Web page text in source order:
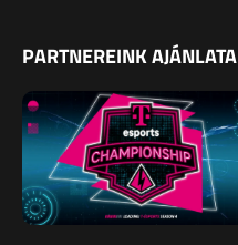
PARTNEREINK AJÁNLATA